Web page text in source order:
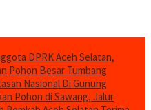
DPRK Aceh Selatan,
Pohon Besar Tumbang
Nasional Di Gunung
Pohon di Sawang, Jalur